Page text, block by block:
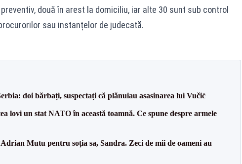
două în arest la domiciliu, iar alte 30 sunt sub control
sau instanțelor de judecată.
doi bărbați, suspectați că plănuiau asasinarea lui Vučić
lovi un stat NATO în această toamnă. Ce spune despre armele
Mutu pentru soția sa, Sandra. Zeci de mii de oameni au